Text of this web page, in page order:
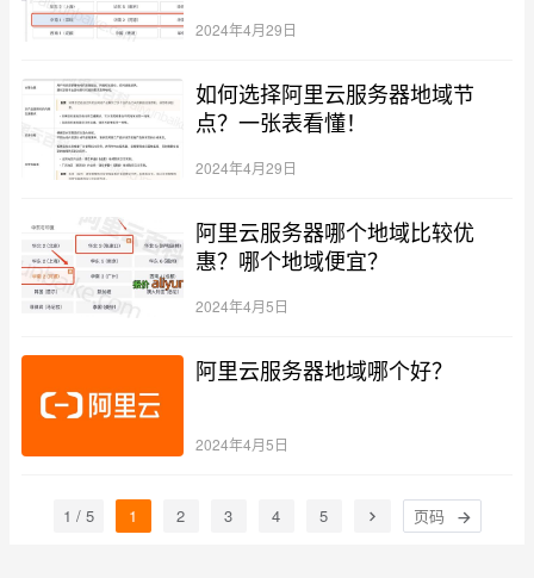
2024年4月29日
如何选择阿里云服务器地域节
点？一张表看懂！
2024年4月29日
阿里云服务器哪个地域比较优
惠？哪个地域便宜？
2024年4月5日
阿里云服务器地域哪个好？
2024年4月5日
1 / 5 1 2 3 4 5